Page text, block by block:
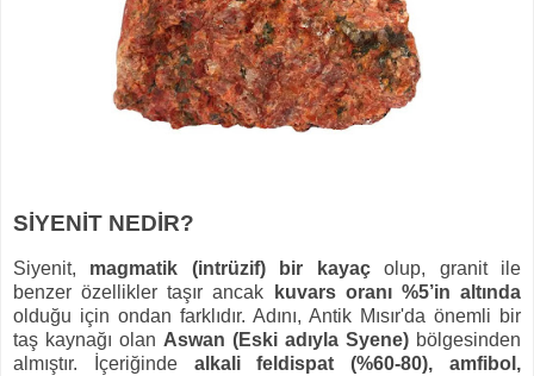
SİYENİT NEDİR?
Siyenit, magmatik (intrüzif) bir kayaçolup, granit ile
benzer özellikler taşır ancak
kuvars oranı %5’in altında
olduğu için ondan farklıdır. Adını, Antik Mısır'da önemli bir
taş kaynağı olan Aswan (Eski adıyla Syene) bölgesinden
almıştır. İçeriğinde alkali feldispat (%60-80), amfibol,